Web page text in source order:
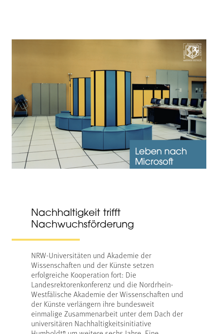
Nachhaltigkeit trifft
Nachwuchsförderung
NRW-Universitäten und Akademie der
Wissenschaften und der Künste setzen
erfolgreiche Kooperation fort: Die
Landesrektorenkonferenz und die Nordrhein-
Westfälische Akademie der Wissenschaften und
der Künste verlängern ihre bundesweit
einmalige Zusammenarbeit unter dem Dach der
universitären Nachhaltigkeitsinitiative